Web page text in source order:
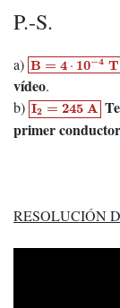
P.-S.
a) B = 4 ⋅ 10−4 T
B=4⋅10−4 T
vídeo.
b) I2 = 245 A
I2=245 A
primer conductor
RESOLUCIÓN